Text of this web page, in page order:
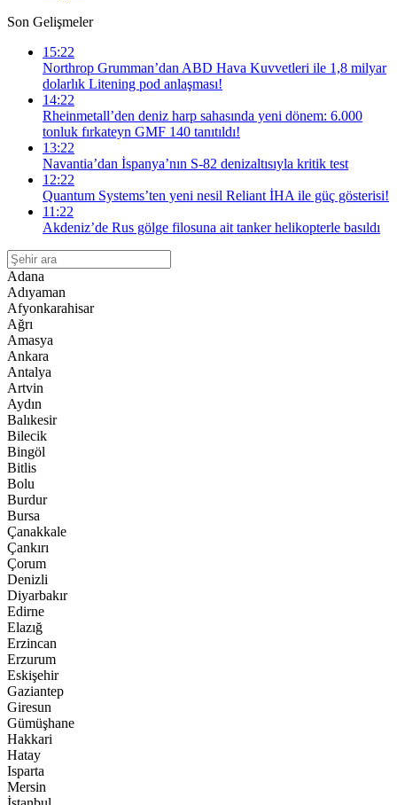
Son Gelişmeler
15:22
Northrop Grumman’dan ABD Hava Kuvvetleri ile 1,8 milyar
dolarlık Litening pod anlaşması!
14:22
Rheinmetall’den deniz harp sahasında yeni dönem: 6.000
tonluk fırkateyn GMF 140 tanıtıldı!
13:22
Navantia’dan İspanya’nın S-82 denizaltısıyla kritik test
12:22
Quantum Systems’ten yeni nesil Reliant İHA ile güç gösterisi!
11:22
Akdeniz’de Rus gölge filosuna ait tanker helikopterle basıldı
Adana
Adıyaman
Afyonkarahisar
Ağrı
Amasya
Ankara
Antalya
Artvin
Aydın
Balıkesir
Bilecik
Bingöl
Bitlis
Bolu
Burdur
Bursa
Çanakkale
Çankırı
Çorum
Denizli
Diyarbakır
Edirne
Elazığ
Erzincan
Erzurum
Eskişehir
Gaziantep
Giresun
Gümüşhane
Hakkari
Hatay
Isparta
Mersin